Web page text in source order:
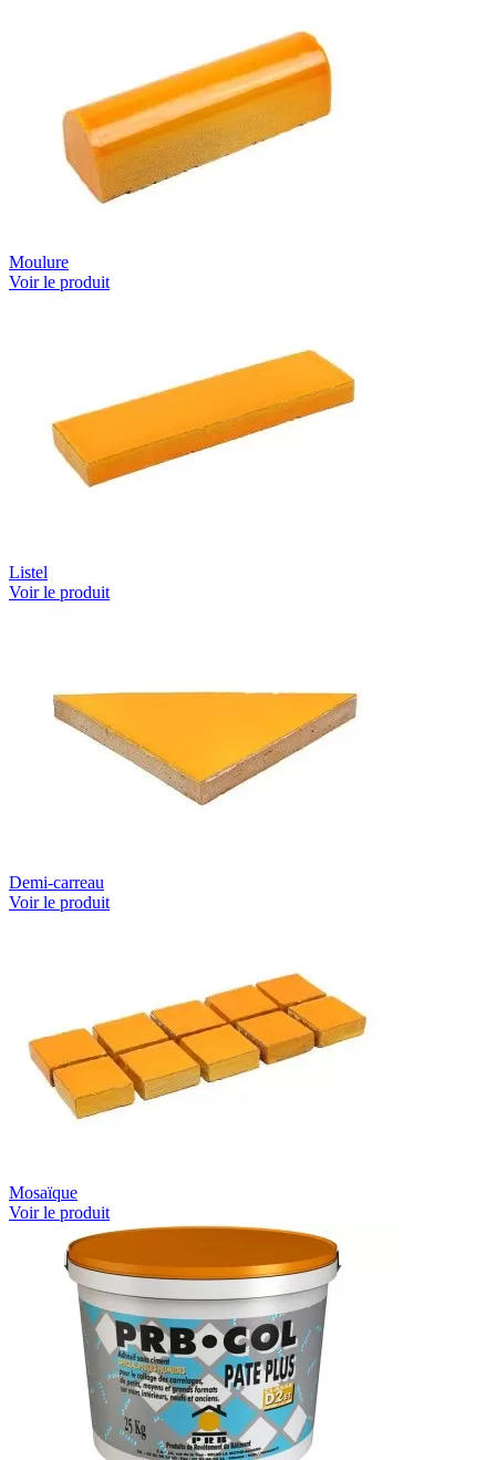
Moulure
Voir le produit
Listel
Voir le produit
Demi-carreau
Voir le produit
Mosaïque
Voir le produit